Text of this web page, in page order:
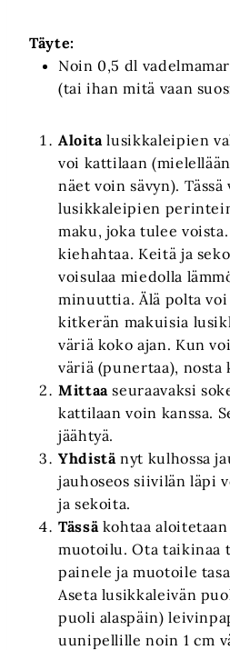
Täyte:
Noin 0,5 dl
(tai ihan mitä vaan
Aloitalusikkaleipien
voi kattilaan
näet voin sävyn). Tässä
lusikkaleipien
maku, joka tulee
kiehahtaa. Keitä ja
voisulaa miedolla
minuuttia. Älä polta voi
kitkerän makuisia
väriä koko ajan. Kun
väriä (punertaa),
Mittaaseuraavaksi
kattilaan voin kanssa.
jäähtyä.
Yhdistänyt kulhossa
jauhoseos siivilän läpi
ja sekoita.
Tässäkohtaa
muotoilu. Ota taikinaa
painele ja muotoile
Aseta lusikkaleivän
puoli alaspäin)
uunipellille noin 1 cm